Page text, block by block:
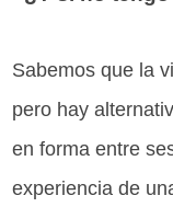
Sabemos que la
pero hay
en forma entre
experiencia de